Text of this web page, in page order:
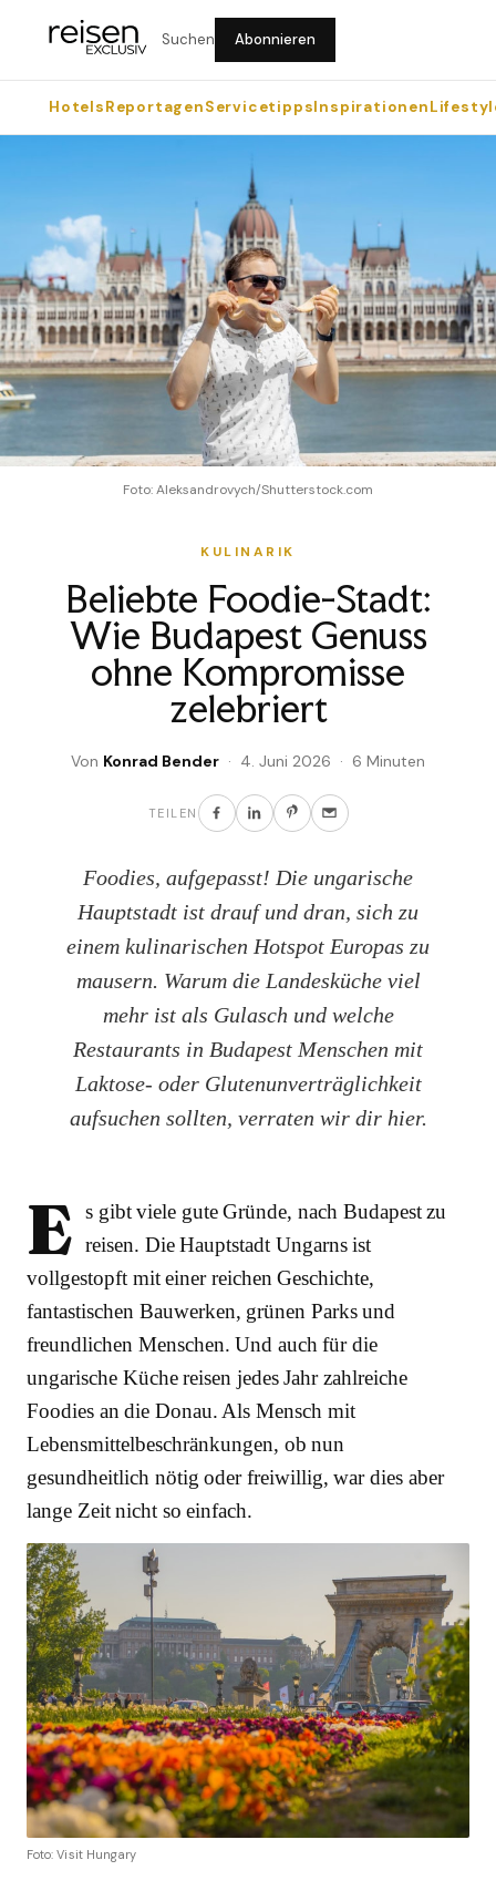
Suchen Abonnieren
HotelsReportagenServicetippsInspirationen
Foto: Aleksandrovych/Shutterstock.com
KULINARIK
Beliebte Foodie-Stadt:
Wie Budapest Genuss
ohne Kompromisse
zelebriert
Von Konrad Bender · 4. Juni 2026 · 6 Minuten
TEILEN
Foodies, aufgepasst! Die ungarische
Hauptstadt ist drauf und dran, sich zu
einem kulinarischen Hotspot Europas zu
mausern. Warum die Landesküche viel
mehr ist als Gulasch und welche
Restaurants in Budapest Menschen mit
Laktose- oder Glutenunverträglichkeit
aufsuchen sollten, verraten wir dir hier.
E s gibt viele gute Gründe, nach Budapest zu
reisen. Die Hauptstadt Ungarns ist
vollgestopft mit einer reichen Geschichte,
fantastischen Bauwerken, grünen Parks und
freundlichen Menschen. Und auch für die
ungarische Küche reisen jedes Jahr zahlreiche
Foodies an die Donau. Als Mensch mit
Lebensmittelbeschränkungen, ob nun
gesundheitlich nötig oder freiwillig, war dies aber
lange Zeit nicht so einfach.
Foto: Visit Hungary